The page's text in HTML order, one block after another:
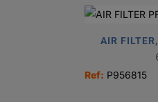
AIR
Ref: P956815